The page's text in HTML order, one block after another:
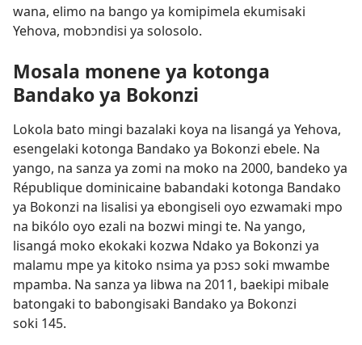
wana, elimo na bango ya komipimela ekumisaki
Yehova, mobɔndisi ya solosolo.
Mosala monene ya kotonga
Bandako ya Bokonzi
Lokola bato mingi bazalaki koya na lisangá ya Yehova,
esengelaki kotonga Bandako ya Bokonzi ebele. Na
yango, na sanza ya zomi na moko na 2000, bandeko ya
République dominicaine babandaki kotonga Bandako
ya Bokonzi na lisalisi ya ebongiseli oyo ezwamaki mpo
na bikólo oyo ezali na bozwi mingi te. Na yango,
lisangá moko ekokaki kozwa Ndako ya Bokonzi ya
malamu mpe ya kitoko nsima ya pɔsɔ soki mwambe
mpamba. Na sanza ya libwa na 2011, baekipi mibale
batongaki to babongisaki Bandako ya Bokonzi
soki 145.